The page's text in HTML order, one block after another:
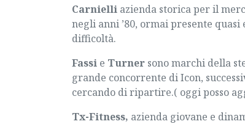
Carnielli azienda storica per il
negli anni ’80, ormai presente
difficoltà.
Fassi e Turner sono marchi della
grande concorrente di Icon,
cercando di ripartire.( oggi posso
Tx-Fitness, azienda giovane e